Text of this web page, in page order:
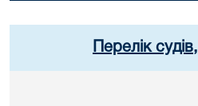
Перелік